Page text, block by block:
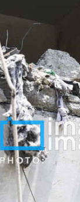
*استان ها
آذربایجان شرقی
آذربایجان
اردبیل
اصفهان